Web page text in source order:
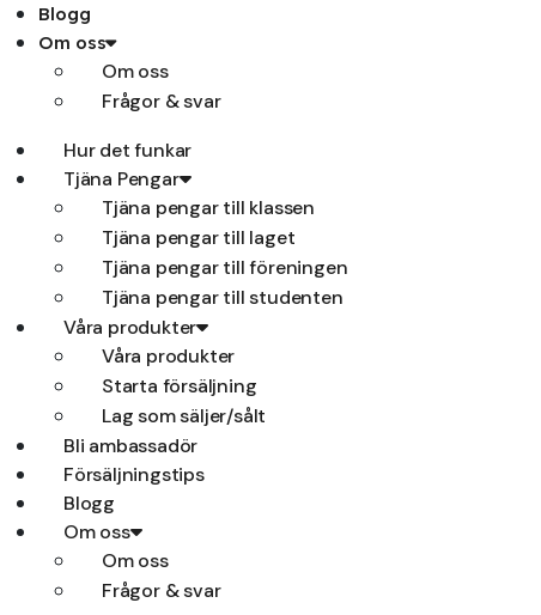
Blogg
Om oss
Om oss
Frågor & svar
Hur det funkar
Tjäna Pengar
Tjäna pengar till klassen
Tjäna pengar till laget
Tjäna pengar till föreningen
Tjäna pengar till studenten
Våra produkter
Våra produkter
Starta försäljning
Lag som säljer/sålt
Bli ambassadör
Försäljningstips
Blogg
Om oss
Om oss
Frågor & svar